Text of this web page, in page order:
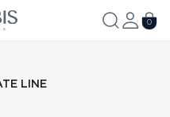
0
LINE